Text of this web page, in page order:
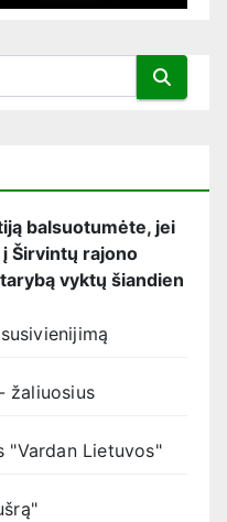
balsuotumėte, jei
Širvintų rajono
vyktų šiandien
žaliuosius
"Vardan Lietuvos"